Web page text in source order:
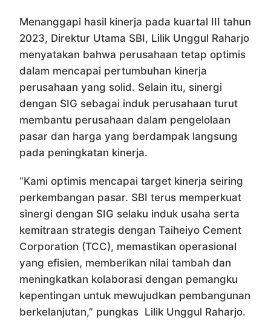
Menanggapi hasil kinerja pada kuartal III tahun
2023, Direktur Utama SBI, Lilik Unggul Raharjo
menyatakan bahwa perusahaan tetap optimis
dalam mencapai pertumbuhan kinerja
perusahaan yang solid. Selain itu, sinergi
dengan SIG sebagai induk perusahaan turut
membantu perusahaan dalam pengelolaan
pasar dan harga yang berdampak langsung
pada peningkatan kinerja.
“Kami optimis mencapai target kinerja seiring
perkembangan pasar. SBI terus memperkuat
sinergi dengan SIG selaku induk usaha serta
kemitraan strategis dengan Taiheiyo Cement
Corporation (TCC), memastikan operasional
yang efisien, memberikan nilai tambah dan
meningkatkan kolaborasi dengan pemangku
kepentingan untuk mewujudkan pembangunan
berkelanjutan,” pungkas Lilik Unggul Raharjo.